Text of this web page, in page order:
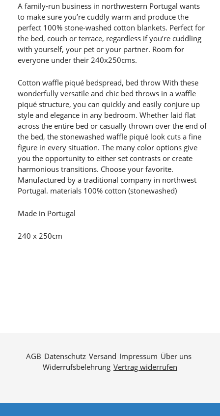
A family-run business in northwestern Portugal wants
to make sure you’re cuddly warm and produce the
perfect 100% stone-washed cotton blankets. Perfect for
the bed, couch or terrace, regardless if you’re cuddling
with yourself, your pet or your partner. Room for
everyone under their 240x250cms.
Cotton waffle piqué bedspread, bed throw With these
wonderfully versatile and chic bed throws in a waffle
piqué structure, you can quickly and easily conjure up
style and elegance in any bedroom. Whether laid flat
across the entire bed or casually thrown over the end of
the bed, the stonewashed waffle piqué look cuts a fine
figure in every situation. The many color options give
you the opportunity to either set contrasts or create
harmonious transitions. Choose your favorite.
Manufactured by a traditional company in northwest
Portugal. materials 100% cotton (stonewashed)
Made in Portugal
240 x 250cm
AGB Datenschutz Versand Impressum Über uns
Widerrufsbelehrung Vertrag widerrufen